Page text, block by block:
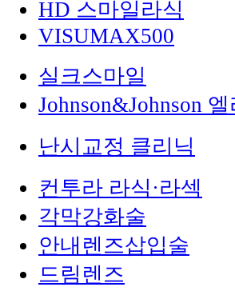
HD 스마일라식
VISUMAX500
실크스마일
Johnson&Johnson
난시교정 클리닉
컨투라 라식·라섹
각막강화술
안내렌즈삽입술
드림렌즈